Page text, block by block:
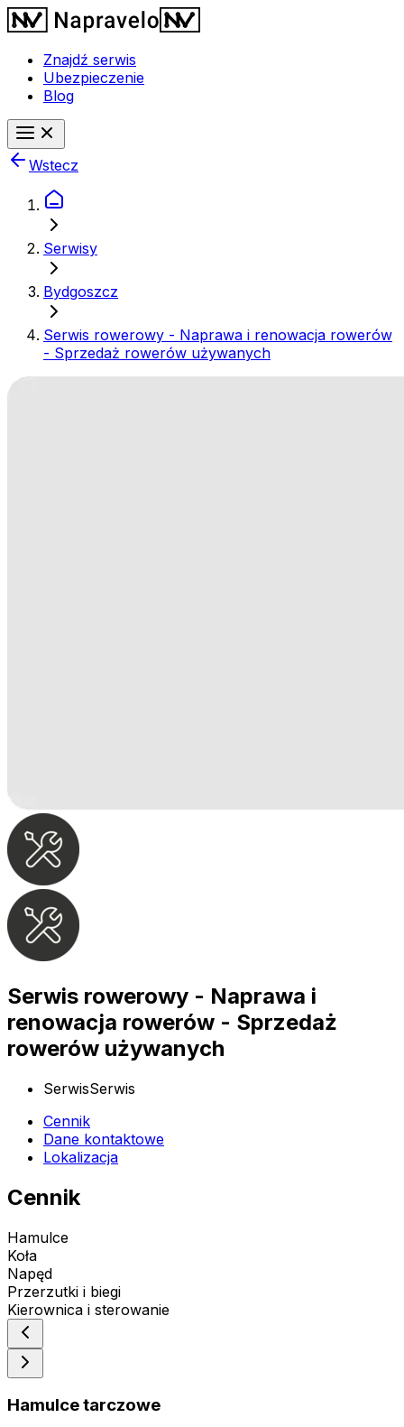
Znajdź serwis
Ubezpieczenie
Blog
Wstecz
Serwisy
Bydgoszcz
Serwis rowerowy - Naprawa i renowacja rowerów
- Sprzedaż rowerów używanych
Serwis rowerowy - Naprawa i
renowacja rowerów - Sprzedaż
rowerów używanych
SerwisSerwis
Cennik
Dane kontaktowe
Lokalizacja
Cennik
Hamulce
Koła
Napęd
Przerzutki i biegi
Kierownica i sterowanie
Hamulce tarczowe